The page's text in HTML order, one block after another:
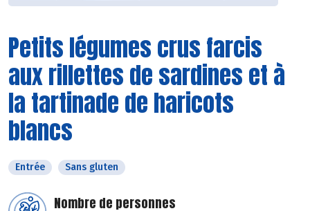
Petits légumes crus farcis
aux rillettes de sardines et à
la tartinade de haricots
blancs
Entrée Sans gluten
Nombre de personnes